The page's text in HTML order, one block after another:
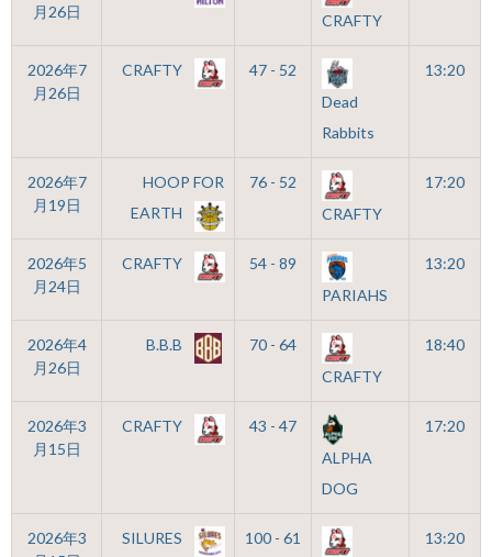
月26日
CRAFTY
2026年7
月26日
CRAFTY
47 - 52
Dead
Rabbits
13:20
2026年7
月19日
HOOP FOR
EARTH
76 - 52
CRAFTY
17:20
2026年5
月24日
CRAFTY
54 - 89
PARIAHS
13:20
2026年4
月26日
B.B.B
70 - 64
CRAFTY
18:40
2026年3
月15日
CRAFTY
43 - 47
ALPHA
DOG
17:20
2026年3
SILURES
100 - 61
13:20